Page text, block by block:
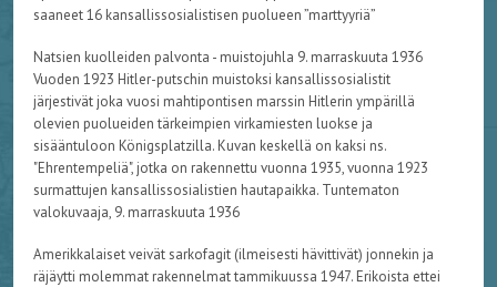
saaneet 16 kansallissosialistisen puolueen ”marttyyriä”
Natsien kuolleiden palvonta - muistojuhla 9. marraskuuta 1936
Vuoden 1923 Hitler-putschin muistoksi kansallissosialistit
järjestivät joka vuosi mahtipontisen marssin Hitlerin ympärillä
olevien puolueiden tärkeimpien virkamiesten luokse ja
sisääntuloon Königsplatzilla. Kuvan keskellä on kaksi ns.
"Ehrentempeliä", jotka on rakennettu vuonna 1935, vuonna 1923
surmattujen kansallissosialistien hautapaikka. Tuntematon
valokuvaaja, 9. marraskuuta 1936
Amerikkalaiset veivät sarkofagit (ilmeisesti hävittivät) jonnekin ja
räjäytti molemmat rakennelmat tammikuussa 1947. Erikoista ettei